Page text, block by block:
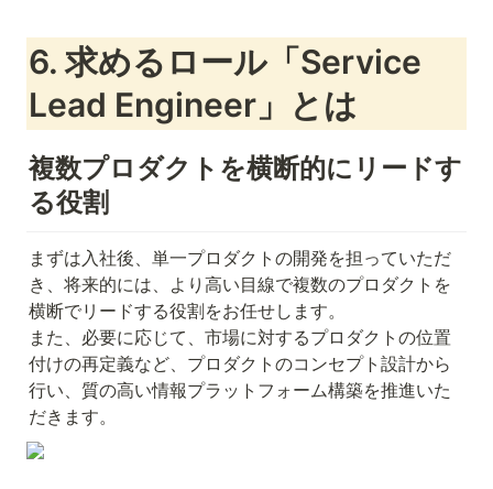
6. 求めるロール「Service
Lead Engineer」とは
複数プロダクトを横断的にリードす
る役割
まずは入社後、単一プロダクトの開発を担っていただ
き、将来的には、より高い目線で複数のプロダクトを
横断でリードする役割をお任せします。
また、必要に応じて、市場に対するプロダクトの位置
付けの再定義など、プロダクトのコンセプト設計から
行い、質の高い情報プラットフォーム構築を推進いた
だきます。